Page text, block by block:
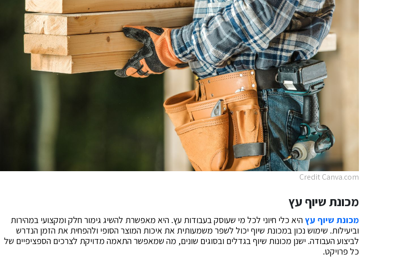
Credit Canva.com
מכונת שיוף עץ
מכונת שיוף עץהיא כלי חיוני לכל מי שעוסק בעבודות עץ. היא מאפשרת להשיג גימור חלק ומקצועי במהירות
וביעילות. שימוש נכון במכונת שיוף יכול לשפר משמעותית את איכות המוצר הסופי ולהפחית את הזמן הנדרש
לביצוע העבודה. ישנן מכונות שיוף בגדלים ובסוגים שונים, מה שמאפשר התאמה מדויקת לצרכים הספציפיים של
כל פרויקט.